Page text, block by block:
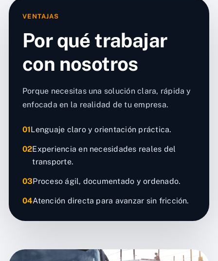
VENTAJAS
Por qué trabajar
con nosotros
Porque necesitas una solución clara, rápida y
enfocada en la realidad de tu empresa.
01Lenguaje claro y orientación práctica.
02Experiencia en necesidades reales del
transporte.
03Proceso ágil, documentado y ordenado.
04Atención directa para avanzar sin fricción.